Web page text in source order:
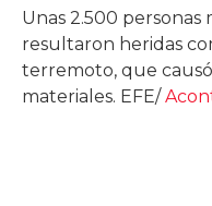
Unas 2.500
resultaron heridas
terremoto, que
materiales. EFE/